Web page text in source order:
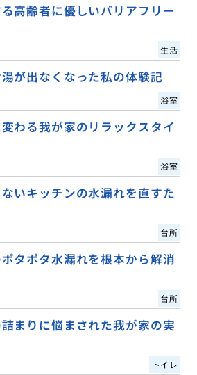
高齢者に優しいバリアフリー
生活
が出なくなった私の体験記
浴室
わる我が家のリラックスタイ
浴室
いキッチンの水漏れを直すた
台所
タポタ水漏れを根本から解消
台所
まりに悩まされた我が家の実
トイレ